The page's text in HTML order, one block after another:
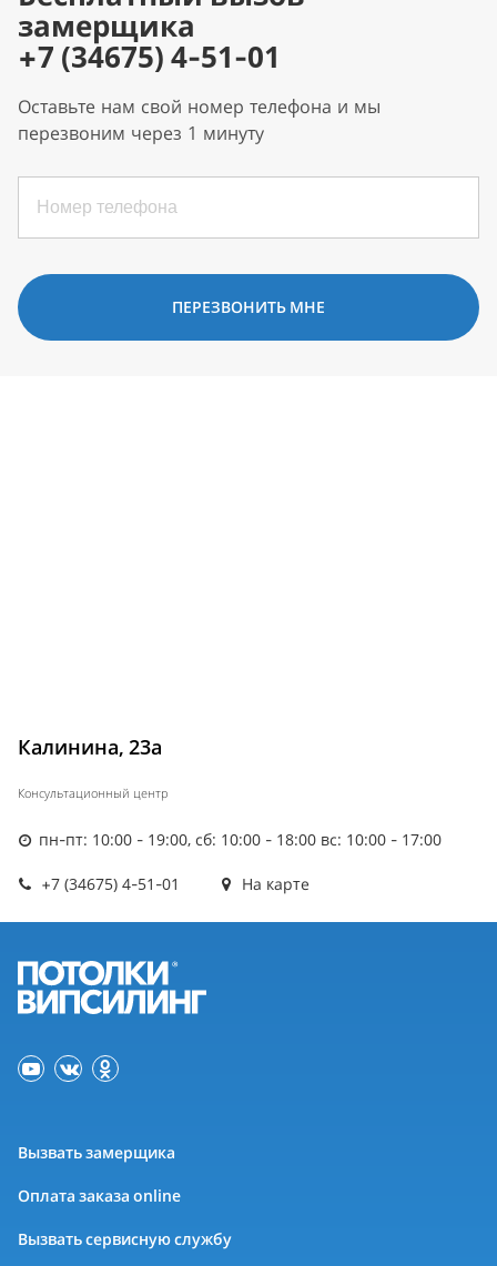
замерщика
+7 (34675) 4-51-01
Оставьте нам свой номер телефона и мы
перезвоним через 1 минуту
ПЕРЕЗВОНИТЬ МНЕ
Калинина, 23а
Консультационный центр
пн-пт: 10:00 - 19:00, сб: 10:00 - 18:00 вс: 10:00 - 17:00
+7 (34675) 4-51-01 На карте
Вызвать замерщика
Оплата заказа online
Вызвать сервисную службу